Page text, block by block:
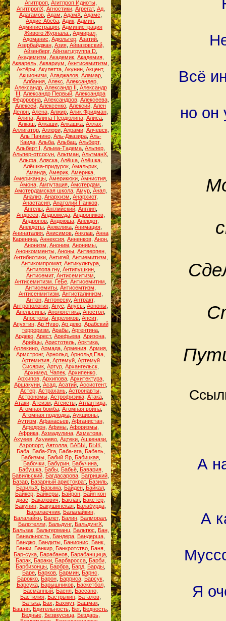
Агитпроп, Агитпроп Идиоты,
АгитпропХ, Агностики, Агрегат, Ад,
Адагамов Адам АдамХ Адамс
Аддис-Абеба Адик Админ
Администрация Администрация
Живого Журнала.
Адмирал
Адоманис Адюльтер Азатий
Азербайджан, Азия, Айвазовский,
Айзенберг, Айнзатцгруппа D
Академизм Академик, Академия,
Акварель Аквариум Акнтисемитизм
Актёры Акулетта Акунин Акцент,
Акционизм Аладжалов, Аламар,
Албания Алекс Александер
Александр, Александр II Александр
III Александр Первый Александра
Фёдоровна, Александров, Алексеева,
Алексей Алексенко Алексий Ален
Делон Алена Алжир Алик Фридман
Алина Алина-Пердюлина Алиса
Алкаш Алкаши Алкашка Аллах
Аллигатор, Аллори, Алрами, Алчевск,
Аль Пачино, Аль-Джазира, Аль-
Каида Альба Альбац Альберт,
Альберт I Альма-Тадема Альпер
Альпер-отсосун Альтман АльтманХ
Альфа Аляска Алёша Алёшка
Алёшка-придурок, Амальрик,
Аманда Америк Америка
Американцы Америкюки Амнистия
Амона Ампутация Амстердам
Амстердамская школа, Амур, Анал,
Анализ Анархизм Анархист,
Анастасия, Анатолий Панков,
Ангелы, Английский, Англия,
Андреев, Андромеда, Андроников,
Андропов Андрюша Анекдот,
Анекдоты Анжелика Анимация
Анинаталия Анисимов Анклав Анна
Каренина Аннексия Анненков Анон
Анонизм Аноним Анонимы,
Анонкомменты, Аноны, Антверпен,
Антибиотики, Антигей, Антиемитизм
Антикомпромат, Антикультура,
Антилопа гну, Антипушкин,
Антисемит, Антисемитизм
Антисемитизм. ГеБе Антисемитим
Антисемиты Антисемтизм
Антисенмитизм Антисталинизм
Антон Антонеску, Антракт,
Антропология Анус Анусы Аононы
Апельсины, Апологетика, Апостол,
Апостолы Апреликов Апсит,
Апухтин, Ар Нуво, Ар деко, Арабский
терроризм Арабы Аргентина
Ардеко Арест, Арефьева Аризона
Арийцы, Аристотель, Арктика,
Арлекино Армада Армения Армия
Армстронг, Арнольд Арнольд Ева
Артемизия, Артемуй, Артемуй
Сисярик Артур Архангельск
Архимед. Чапек Архипенко
Архипов, Архипова, Архитектура,
Аршакуни, Асад, Асатий, Ассистент,
Астер Астрахань Астронавты
Астрономы, Астрофизика, Атака,
Атаки, Атеизм Атеисты, Атлантида,
Атомная бомба, Атомная война,
Атомная подлодка, Аукционы,
Аутизм Афанасьев, Афганистан,
Афедрон Афины Афоризмы
Африка, Ахмадулина, Ахматова,
Ахуеев Ахуеево Ацтеки Ашкенази
Аэропорт, Аятолла БАБЫ БЫК
Баба, Баба-Яга, Баба-яга, Бабель,
Бабизмы, Бабий Яр, Бабицкая,
Бабочки, Бабурин, Бабучина,
Бабушка, Бабы, Бабьё, Бавария,
Бавильский Багдасарова Багрицкий
Базар Базарный аристократ, Базиль
БазильХ, Базыма, Байден, Байкал,
Байкер Байкеры Байрон Байя кон
диас
Бакалович Баклан Бакстер
Бакунин Бакушинская Балабурда
Балалаечник, Балалайкин,
Балалайкн Балет, Балин Балморал
Балотелли, Бальдунг, БальдунгХ,
Бальзак, Бальтерманц, Бальтюс Бан,
Банальность Бандера Бандерша
Банджо Бандиты Банионис Банк
Банки Банкир Банкротство Баня
Бар-сука Барабанов Барабанщица
Барак, Бараки, Барбаросса, Барби,
Барбизонцы Барбра Бард Барды
Баре Барков Бармин Барнс
Барокко Барон Барриса Барсук
Барсука, Барышников, Баскетбол,
Басманный Басня Бассано
Бастилия Бастрыкин Баталов
Батька, Бах Бахмут, Башмак,
Башня Бдительность Бег, Бедность
Бедные, Безвкусица, Бездарь,
Всё
но он
А
А
Я